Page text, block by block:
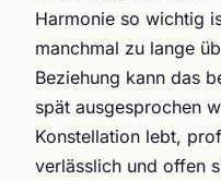
Harmonie so wichtig
manchmal zu lange
Beziehung kann das
spät ausgesprochen
Konstellation lebt,
verlässlich und offen